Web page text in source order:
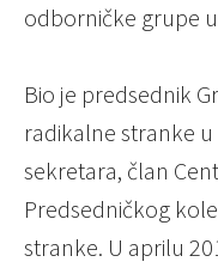
odborničke grupe
Bio je predsednik
radikalne stranke
sekretara, član
Predsedničkog
stranke. U aprilu